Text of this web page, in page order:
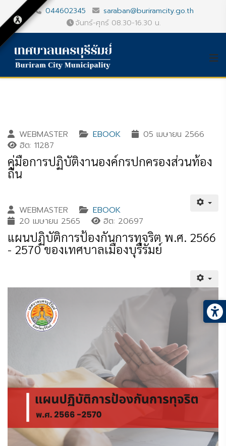
044602345
saraban@buriramcity.go.th
จันทร์-ศุกร์ 08.30-16.30 น.
WEBMASTER EBOOK
05 เมษายน 2566
ฮิต: 11287
คู่มือการปฏิบัติงานองค์กรปกครองส่วนท้อง
ถิ่น
WEBMASTER
EBOOK
20 เมษายน 2565
ฮิต: 20697
แผนปฏิบัติการป้องกันการทุจริต พ.ศ. 2566
- 2570 ของเทศบาลเมืองบุรีรัมย์